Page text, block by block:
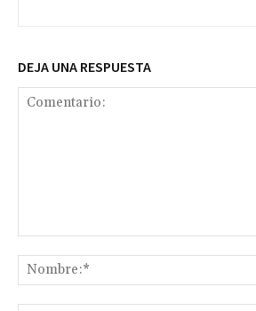
DEJA UNA RESPUESTA